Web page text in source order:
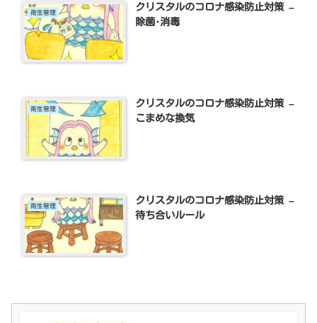
衛生管理
クリスタルのコロナ感染防止対策 –
除菌･消毒
衛生管理
クリスタルのコロナ感染防止対策 –
こまめな換気
衛生管理
クリスタルのコロナ感染防止対策 –
待ち合いルール